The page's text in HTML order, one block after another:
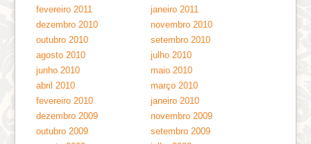
fevereiro 2011
janeiro 2011
dezembro 2010
novembro 2010
outubro 2010
setembro 2010
agosto 2010
julho 2010
junho 2010
maio 2010
abril 2010
março 2010
fevereiro 2010
janeiro 2010
dezembro 2009
novembro 2009
outubro 2009
setembro 2009